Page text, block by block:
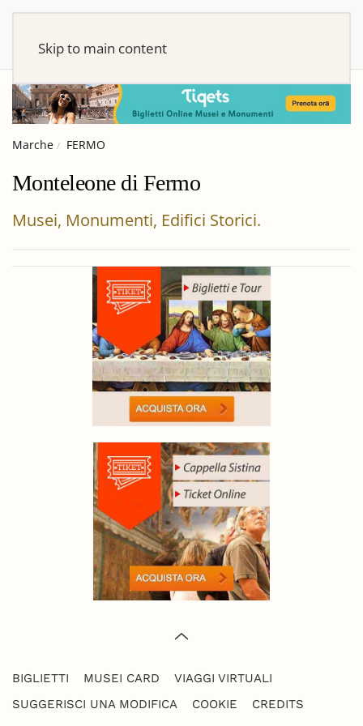
Skip to main content
Marche FERMO
Monteleone di Fermo
Musei, Monumenti, Edifici Storici.
BIGLIETTI MUSEI CARD
VIAGGI VIRTUALI
SUGGERISCI UNA MODIFICA
COOKIE CREDITS